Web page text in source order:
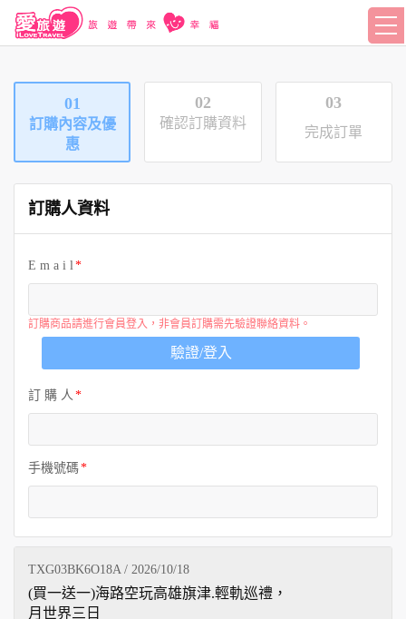
01
訂購內容及優
惠
02
確認訂購資料
03
完成訂單
訂購人資料
E m a i l
訂購商品請進行會員登入，非會員訂購需先驗證聯絡資料。
驗證/登入
訂 購 人
手機號碼
TXG03BK6O18A / 2026/10/18
(買一送一)海路空玩高雄旗津.輕軌巡禮，
月世界三日